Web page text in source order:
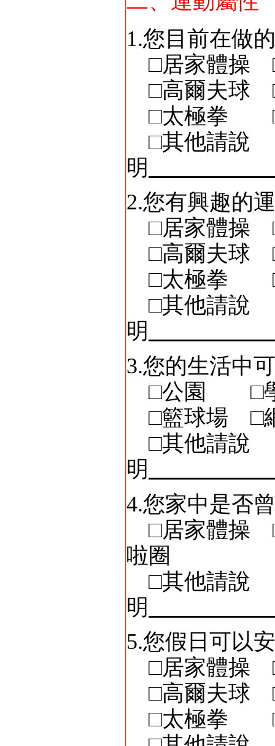
1.您目前在做
□居家體
□高爾夫
□太極拳 □
□其他請說
明
2.您有興趣的
□居家體
□高爾夫
□太極拳 □
□其他請說
明
3.您的生活中
□公園 □
□籃球場 □
□其他請說
明
4.您家中是否
□居家體操
啦圈
□其他請說
明
5.您假日可以
□居家體
□高爾夫
□太極拳 □